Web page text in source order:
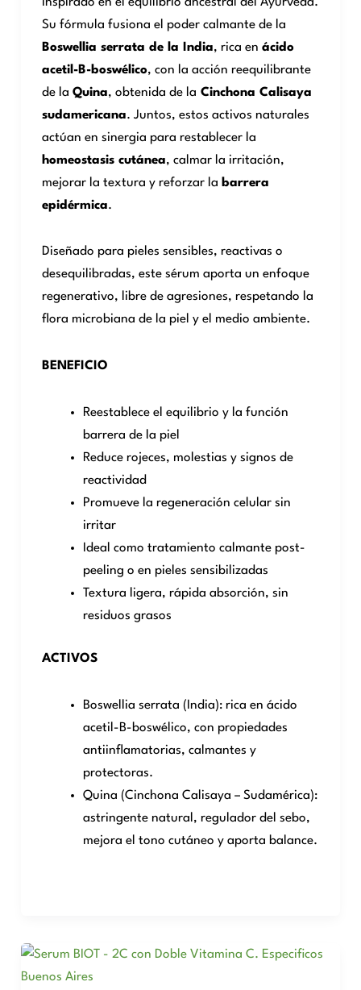
Su fórmula fusiona el poder calmante de la
Boswellia serrata de la India, rica en ácido
acetil-B-boswélico, con la acción reequilibrante
de la Quina, obtenida de la Cinchona Calisaya
sudamericana. Juntos, estos activos naturales
actúan en sinergia para restablecer la
homeostasis cutánea, calmar la irritación,
mejorar la textura y reforzar la barrera
epidérmica.
Diseñado para pieles sensibles, reactivas o
desequilibradas, este sérum aporta un enfoque
regenerativo, libre de agresiones, respetando la
flora microbiana de la piel y el medio ambiente.
BENEFICIO
Reestablece el equilibrio y la función
barrera de la piel
Reduce rojeces, molestias y signos de
reactividad
Promueve la regeneración celular sin
irritar
Ideal como tratamiento calmante post-
peeling o en pieles sensibilizadas
Textura ligera, rápida absorción, sin
residuos grasos
ACTIVOS
Boswellia serrata (India): rica en ácido
acetil-B-boswélico, con propiedades
antiinflamatorias, calmantes y
protectoras.
Quina (Cinchona Calisaya – Sudamérica):
astringente natural, regulador del sebo,
mejora el tono cutáneo y aporta balance.